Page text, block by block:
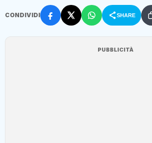
CONDIVIDI SHARE
PUBBLICITÀ